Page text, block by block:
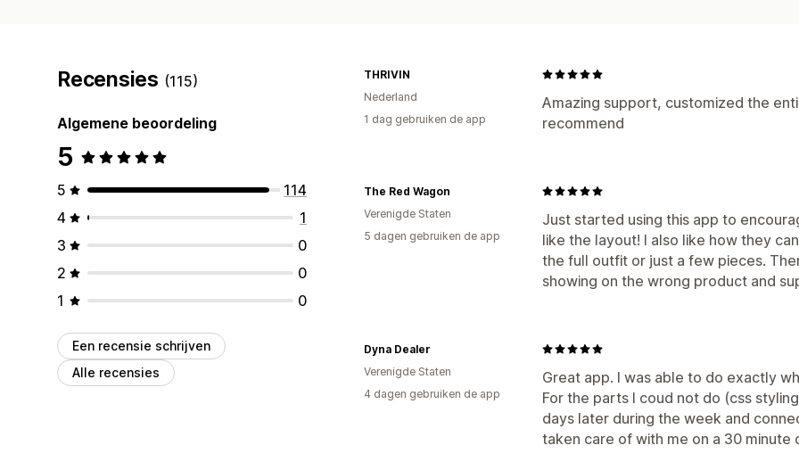
Recensies (115)
Algemene beoordeling
5
5
114
4
1
3
0
2
0
1
0
Een recensie schrijven
Alle recensies
Amazing support, customized the
recommend
THRIVIN
Nederland
1 dag gebruiken de app
Just started using this app to
like the layout! I also like how they
the full outfit or just a few pieces.
showing on the wrong product and
The Red Wagon
Verenigde Staten
5 dagen gebruiken de app
Great app. I was able to do exactly
For the parts I coud not do (css
days later during the week and
taken care of with me on a 30 minute
Dyna Dealer
Verenigde Staten
4 dagen gebruiken de app